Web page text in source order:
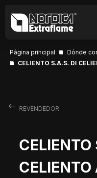
Página principal
Dónde
CELIENTO S.A.S. DI
REVENDEDOR
CELIENTO